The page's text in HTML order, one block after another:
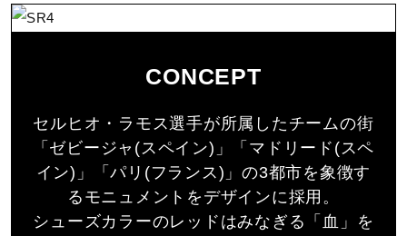
直営店一覧
取扱店一覧
サイズ
19.0、20.0、21.0～24.0cm
カラー
04：ブラック×SR4レッド
素材
CONCEPT
セルヒオ・ラモス選手が所属したチームの街
「ゼビージャ(スペイン)」「マドリード(スペ
イン)」「パリ(フランス)」の3都市を象徴す
るモニュメントをデザインに採用。
シューズカラーのレッドはみなぎる「血」を